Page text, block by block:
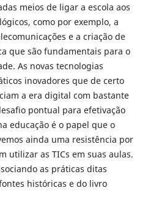
meios de ligar a escola aos
como por exemplo, a
e a criação de
que são fundamentais para o
As novas tecnologias
inovadores que de certo
a era digital com bastante
pontual para efetivação
educação é o papel que o
ainda uma resistência por
utilizar as TICs em suas aulas.
as práticas ditas
históricas e do livro